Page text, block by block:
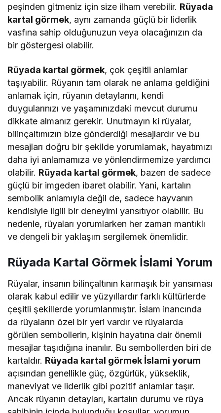
peşinden gitmeniz için size ilham verebilir. Rüyada
kartal görmek, aynı zamanda güçlü bir liderlik
vasfına sahip olduğunuzun veya olacağınızın da
bir göstergesi olabilir.
Rüyada kartal görmek, çok çeşitli anlamlar
taşıyabilir. Rüyanın tam olarak ne anlama geldiğini
anlamak için, rüyanın detaylarını, kendi
duygularınızı ve yaşamınızdaki mevcut durumu
dikkate almanız gerekir. Unutmayın ki rüyalar,
bilinçaltımızın bize gönderdiği mesajlardır ve bu
mesajları doğru bir şekilde yorumlamak, hayatımızı
daha iyi anlamamıza ve yönlendirmemize yardımcı
olabilir. Rüyada kartal görmek, bazen de sadece
güçlü bir imgeden ibaret olabilir. Yani, kartalın
sembolik anlamıyla değil de, sadece hayvanın
kendisiyle ilgili bir deneyimi yansıtıyor olabilir. Bu
nedenle, rüyaları yorumlarken her zaman mantıklı
ve dengeli bir yaklaşım sergilemek önemlidir.
Rüyada Kartal Görmek İslami Yorum
Rüyalar, insanın bilinçaltının karmaşık bir yansıması
olarak kabul edilir ve yüzyıllardır farklı kültürlerde
çeşitli şekillerde yorumlanmıştır. İslam inancında
da rüyaların özel bir yeri vardır ve rüyalarda
görülen sembollerin, kişinin hayatına dair önemli
mesajlar taşıdığına inanılır. Bu sembollerden biri de
kartaldır. Rüyada kartal görmek İslami yorum
açısından genellikle güç, özgürlük, yükseklik,
maneviyat ve liderlik gibi pozitif anlamlar taşır.
Ancak rüyanın detayları, kartalın durumu ve rüya